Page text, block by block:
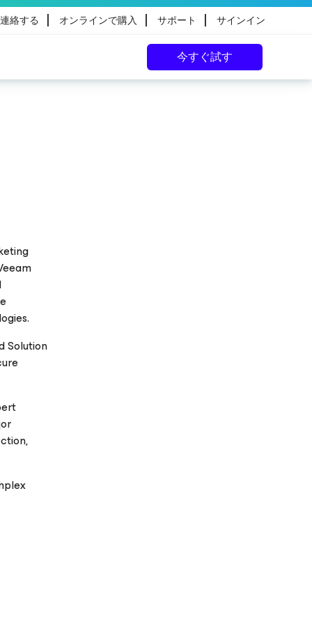
絡する | オンラインで購入 | サポート | サインイン
今すぐ試す
Solution